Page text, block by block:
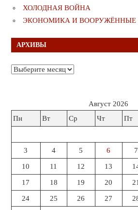
ХОЛОДНАЯ ВОЙНА
ЭКОНОМИКА И ВООРУЖЁННЫЕ
АРХИВЫ
Архивы
Август 2026
Пн
Вт Ср Чт Пт
3 4 5 6 7
10 11 12 13
17 18 19 20
24 25 26 27